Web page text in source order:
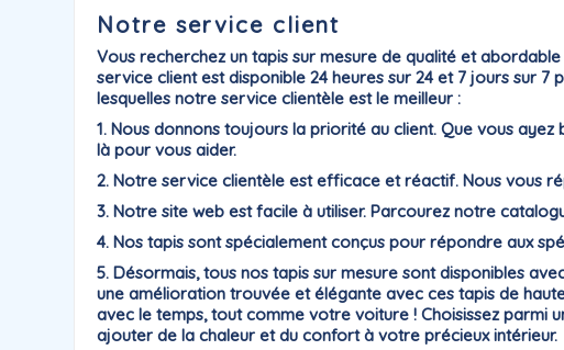
Notre service client
Vous recherchez un tapis sur mesure de qualité et
service client est disponible 24 heures sur 24 et 7 jours sur
lesquelles notre service clientèle est le meilleur :
1. Nous donnons toujours la priorité au client. Que vous
là pour vous aider.
2. Notre service clientèle est efficace et réactif. Nous vous
3. Notre site web est facile à utiliser. Parcourez notre
4. Nos tapis sont spécialement conçus pour répondre aux
5. Désormais, tous nos tapis sur mesure sont disponibles
une amélioration trouvée et élégante avec ces tapis de
avec le temps, tout comme votre voiture ! Choisissez
ajouter de la chaleur et du confort à votre précieux intérieur.